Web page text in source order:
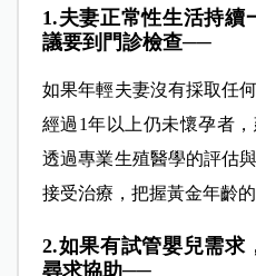
1.夫妻正常性生活持續
議要到門診檢查──
如果年輕夫妻沒有採取任
經過1年以上仍未懷孕者
透過專業生殖醫學的評估
接受治療，把握黃金年齡的
2.如果有試管嬰兒需求
尋求協助──